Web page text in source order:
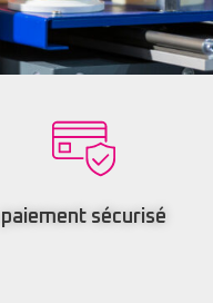
paiement sécurisé